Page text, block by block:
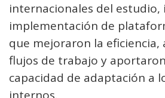
internacionales del estudio,
implementación de
que mejoraron la eficiencia,
flujos de trabajo y
capacidad de adaptación a